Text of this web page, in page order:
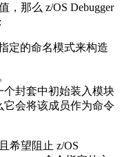
，那么 z/OS Debugger
定的命名模式来构造
封套中初始装入模块
会将该成员作为命令
希望阻止 z/OS